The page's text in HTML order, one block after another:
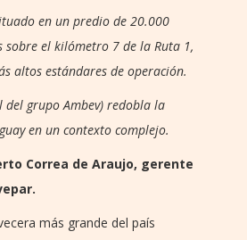
en un predio de 20.000
sobre el kilómetro 7 de la Ruta 1,
altos estándares de operación.
del grupo Ambev) redobla la
en un contexto complejo.
Correa de Araujo, gerente
más grande del país